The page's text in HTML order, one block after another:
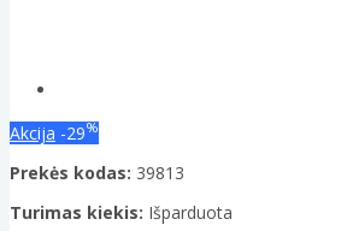
Akcija -29%
Prekės kodas: 39813
Turimas kiekis: Išparduota